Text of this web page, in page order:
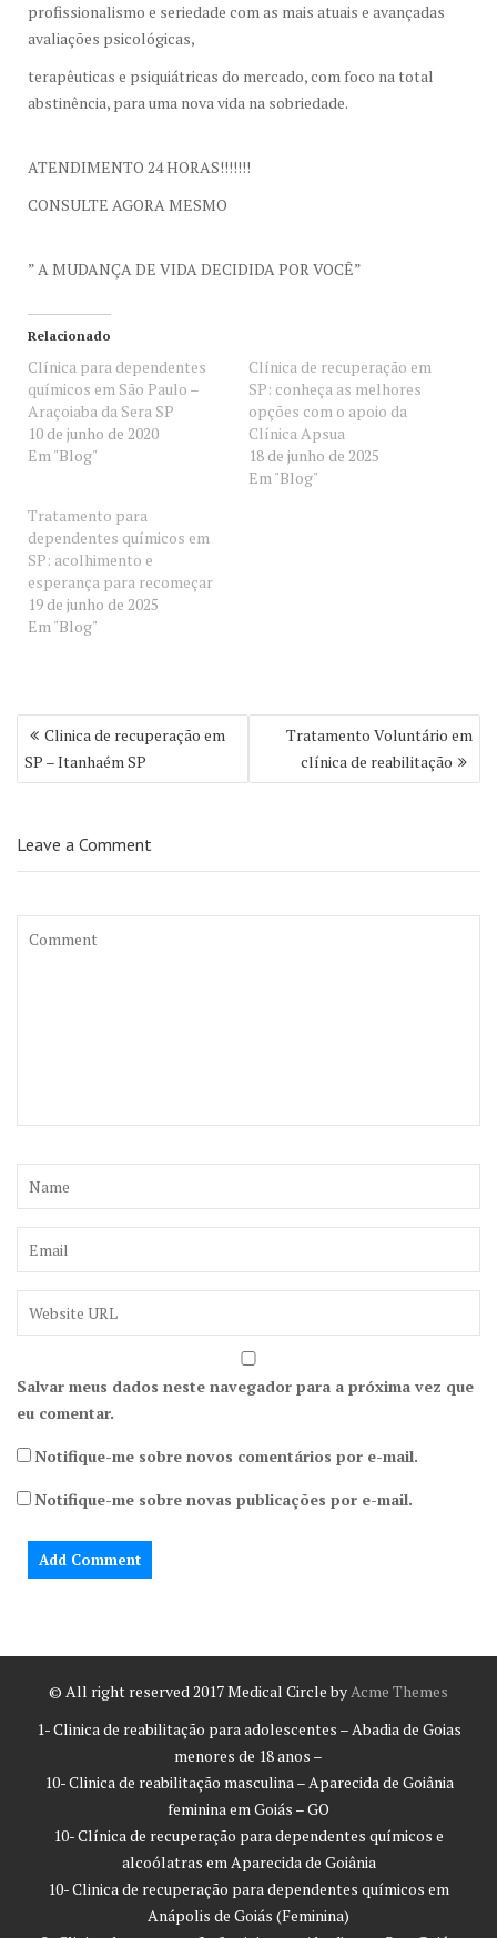
profissionalismo e seriedade com as mais atuais e avançadas
avaliações psicológicas,
terapêuticas e psiquiátricas do mercado, com foco na total
abstinência, para uma nova vida na sobriedade.
ATENDIMENTO 24 HORAS!!!!!!!
CONSULTE AGORA MESMO
” A MUDANÇA DE VIDA DECIDIDA POR VOCÊ”
Relacionado
Clínica para dependentes
químicos em São Paulo –
Araçoiaba da Sera SP
10 de junho de 2020
Em "Blog"
Clínica de recuperação em
SP: conheça as melhores
opções com o apoio da
Clínica Apsua
18 de junho de 2025
Em "Blog"
Tratamento para
dependentes químicos em
SP: acolhimento e
esperança para recomeçar
19 de junho de 2025
Em "Blog"
Navegação
de
Post
Clinica de recuperação em
SP – Itanhaém SP
Tratamento Voluntário em
clínica de reabilitação
Leave a Comment
Salvar meus dados neste navegador para a próxima vez que
eu comentar.
Notifique-me sobre novos comentários por e-mail.
Notifique-me sobre novas publicações por e-mail.
© All right reserved 2017Medical Circle byAcme Themes
1- Clinica de reabilitação para adolescentes – Abadia de Goias
menores de 18 anos –
10- Clinica de reabilitação masculina – Aparecida de Goiânia
feminina em Goiás – GO
10- Clínica de recuperação para dependentes químicos e
alcoólatras em Aparecida de Goiânia
10- Clinica de recuperação para dependentes químicos em
Anápolis de Goiás (Feminina)